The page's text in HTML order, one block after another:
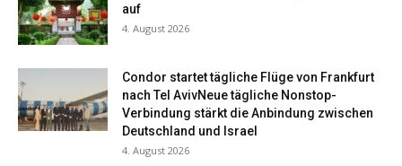
auf
4. August 2026
Condor startet tägliche Flüge von Frankfurt
nach Tel AvivNeue tägliche Nonstop-
Verbindung stärkt die Anbindung zwischen
Deutschland und Israel
4. August 2026